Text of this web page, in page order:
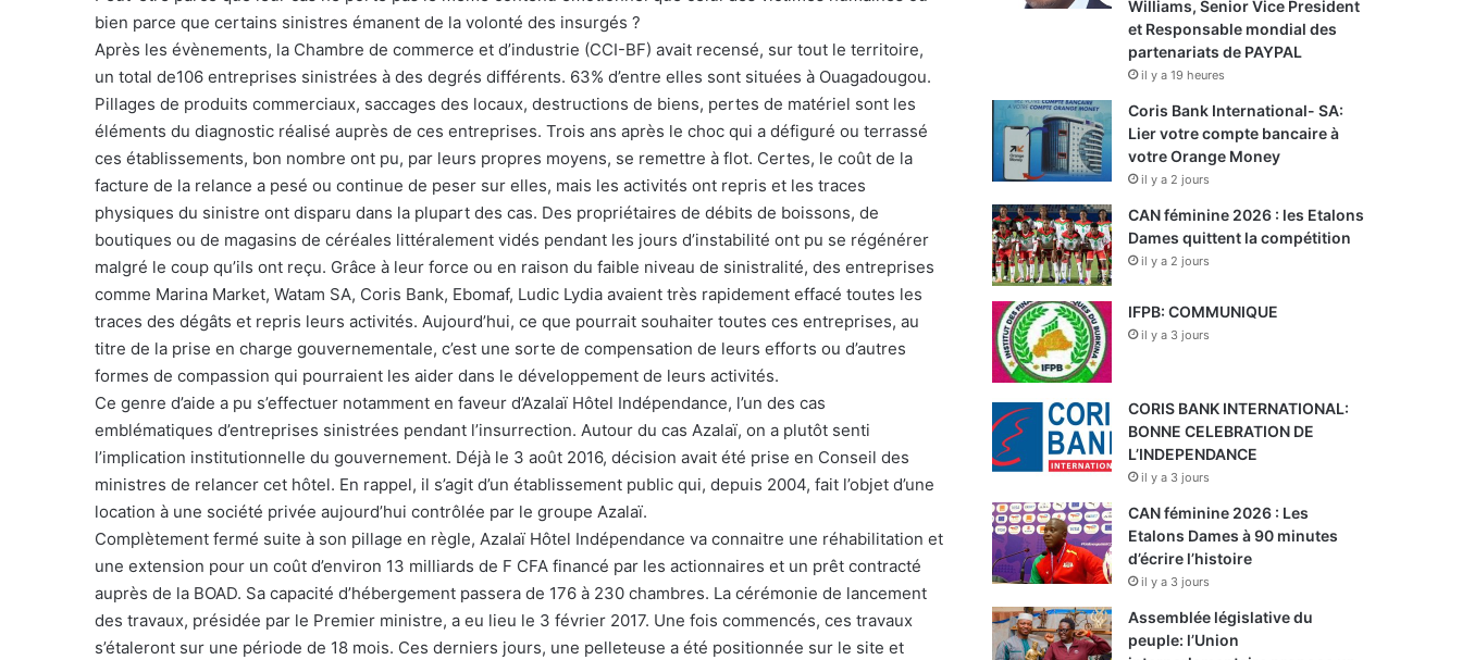
bien parce que certains sinistres émanent de la volonté des insurgés ?
Après les évènements, la Chambre de commerce et d’industrie (CCI-BF) avait recensé, sur tout le territoire,
un total de106 entreprises sinistrées à des degrés différents. 63% d’entre elles sont situées à Ouagadougou.
Pillages de produits commerciaux, saccages des locaux, destructions de biens, pertes de matériel sont les
éléments du diagnostic réalisé auprès de ces entreprises. Trois ans après le choc qui a défiguré ou terrassé
ces établissements, bon nombre ont pu, par leurs propres moyens, se remettre à flot. Certes, le coût de la
facture de la relance a pesé ou continue de peser sur elles, mais les activités ont repris et les traces
physiques du sinistre ont disparu dans la plupart des cas. Des propriétaires de débits de boissons, de
boutiques ou de magasins de céréales littéralement vidés pendant les jours d’instabilité ont pu se régénérer
malgré le coup qu’ils ont reçu. Grâce à leur force ou en raison du faible niveau de sinistralité, des entreprises
comme Marina Market, Watam SA, Coris Bank, Ebomaf, Ludic Lydia avaient très rapidement effacé toutes les
traces des dégâts et repris leurs activités. Aujourd’hui, ce que pourrait souhaiter toutes ces entreprises, au
titre de la prise en charge gouvernementale, c’est une sorte de compensation de leurs efforts ou d’autres
formes de compassion qui pourraient les aider dans le développement de leurs activités.
Ce genre d’aide a pu s’effectuer notamment en faveur d’Azalaï Hôtel Indépendance, l’un des cas
emblématiques d’entreprises sinistrées pendant l’insurrection. Autour du cas Azalaï, on a plutôt senti
l’implication institutionnelle du gouvernement. Déjà le 3 août 2016, décision avait été prise en Conseil des
ministres de relancer cet hôtel. En rappel, il s’agit d’un établissement public qui, depuis 2004, fait l’objet d’une
location à une société privée aujourd’hui contrôlée par le groupe Azalaï.
Complètement fermé suite à son pillage en règle, Azalaï Hôtel Indépendance va connaitre une réhabilitation et
une extension pour un coût d’environ 13 milliards de F CFA financé par les actionnaires et un prêt contracté
auprès de la BOAD. Sa capacité d’hébergement passera de 176 à 230 chambres. La cérémonie de lancement
des travaux, présidée par le Premier ministre, a eu lieu le 3 février 2017. Une fois commencés, ces travaux
s’étaleront sur une période de 18 mois. Ces derniers jours, une pelleteuse a été positionnée sur le site et
Williams, Senior Vice President
et Responsable mondial des
partenariats de PAYPAL
il y a 19 heures
Coris Bank International- SA:
Lier votre compte bancaire à
votre Orange Money
il y a 2 jours
CAN féminine 2026 : les Etalons
Dames quittent la compétition
il y a 2 jours
IFPB: COMMUNIQUE
il y a 3 jours
CORIS BANK INTERNATIONAL:
BONNE CELEBRATION DE
L’INDEPENDANCE
il y a 3 jours
CAN féminine 2026 : Les
Etalons Dames à 90 minutes
d’écrire l’histoire
il y a 3 jours
Assemblée législative du
peuple: l’Union